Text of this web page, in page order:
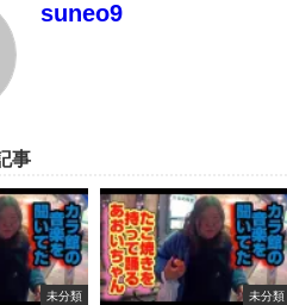
suneo9
事
未分類 未分類